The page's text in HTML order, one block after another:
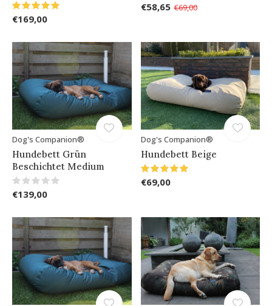
€169,00
€58,65 €69,00
Dog's Companion®
Hundebett Grün
Beschichtet Medium
€139,00
Dog's Companion®
Hundebett Beige
€69,00